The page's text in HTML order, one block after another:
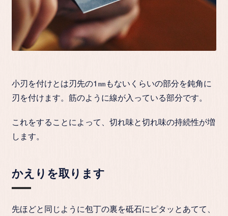
小刃を付けとは刃先の1㎜もないくらいの部分を鈍角に
刃を付けます。筋のように線が入っている部分です。
これをすることによって、 切れ味と切れ味の持続性が増
します。
かえりを取ります
先ほどと同じように包丁の裏を砥石にピタッとあてて、